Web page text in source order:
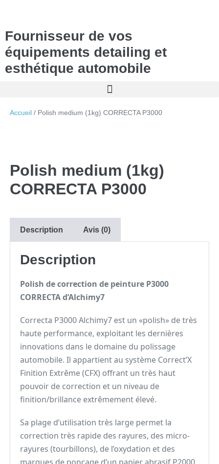
Fournisseur de vos
équipements detailing et
esthétique automobile
Accueil / Polish medium (1kg) CORRECTA P3000
Polish medium (1kg)
CORRECTA P3000
Description Avis (0)
Description
Polish de correction de peinture P3000
CORRECTA d’Alchimy7
Correcta P3000 Alchimy7 est un «polish» de très
haute performance, exploitant les dernières
innovations dans le domaine du polissage
automobile. Il appartient au système Correct’X
Finition Extrême (CFX) offrant un très haut
pouvoir de correction et un niveau de
finition/brillance extrêmement élevé.
Sa plage d’utilisation très large permet la
correction très rapide des rayures, des micro-
rayures (tourbillons), de l’oxydation et des